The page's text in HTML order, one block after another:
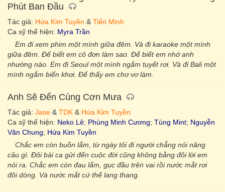
Phút Ban Đầu
Tác giả: Hứa Kim Tuyền & Tiến Minh
Ca sỹ thể hiện: Myra Trần
Em đi xem phim một mình giữa đêm. Và đi karaoke một mình
giữa đêm. Để biết em cô đơn làm sao. Để biết em nhớ anh
nhường nào. Em đi Seoul một mình ngắm tuyết rơi. Và đi Bali một
mình ngắm biển khơi. Để thấy em chơ vơ làm.
Anh Sẽ Đến Cùng Cơn Mưa
Tác giả: Jase & TDK & Hứa Kim Tuyền
Ca sỹ thể hiện: Neko Lê; Phùng Minh Cương; Tùng Mint; Nguyễn
Văn Chung; Hứa Kim Tuyền
Chắc em còn buồn lắm, từ ngày tôi đi người chẳng nói năng
câu gì. Đôi bài ca gửi đến cuộc đời cũng không bằng đôi lời em
nói ra. Chắc em còn đau lắm, gục đầu trên vai rồi nước mắt rơi
đôi dòng. Và nước mắt cứ thế lang thang.